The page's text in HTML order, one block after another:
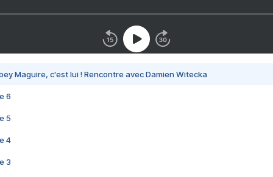
Maguire, c'est lui ! Rencontre avec Damien Witecka
6
5
4
3